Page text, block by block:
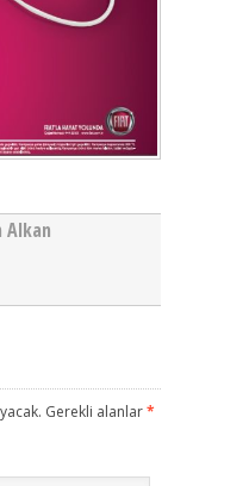
Alkan
Gerekli alanlar*